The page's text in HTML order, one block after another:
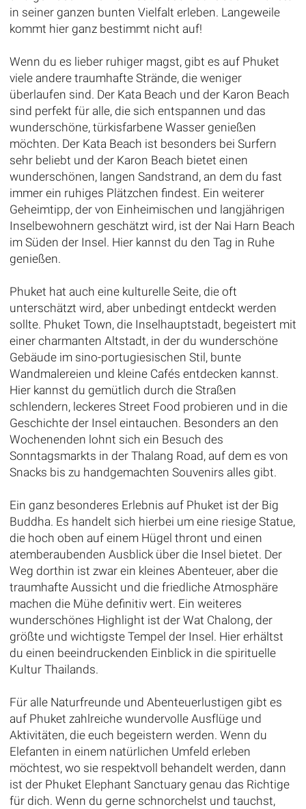
in seiner ganzen bunten Vielfalt erleben. Langeweile
kommt hier ganz bestimmt nicht auf!
Wenn du es lieber ruhiger magst, gibt es auf Phuket
viele andere traumhafte Strände, die weniger
überlaufen sind. Der Kata Beach und der Karon Beach
sind perfekt für alle, die sich entspannen und das
wunderschöne, türkisfarbene Wasser genießen
möchten. Der Kata Beach ist besonders bei Surfern
sehr beliebt und der Karon Beach bietet einen
wunderschönen, langen Sandstrand, an dem du fast
immer ein ruhiges Plätzchen findest. Ein weiterer
Geheimtipp, der von Einheimischen und langjährigen
Inselbewohnern geschätzt wird, ist der Nai Harn Beach
im Süden der Insel. Hier kannst du den Tag in Ruhe
genießen.
Phuket hat auch eine kulturelle Seite, die oft
unterschätzt wird, aber unbedingt entdeckt werden
sollte. Phuket Town, die Inselhauptstadt, begeistert mit
einer charmanten Altstadt, in der du wunderschöne
Gebäude im sino-portugiesischen Stil, bunte
Wandmalereien und kleine Cafés entdecken kannst.
Hier kannst du gemütlich durch die Straßen
schlendern, leckeres Street Food probieren und in die
Geschichte der Insel eintauchen. Besonders an den
Wochenenden lohnt sich ein Besuch des
Sonntagsmarkts in der Thalang Road, auf dem es von
Snacks bis zu handgemachten Souvenirs alles gibt.
Ein ganz besonderes Erlebnis auf Phuket ist der Big
Buddha. Es handelt sich hierbei um eine riesige Statue,
die hoch oben auf einem Hügel thront und einen
atemberaubenden Ausblick über die Insel bietet. Der
Weg dorthin ist zwar ein kleines Abenteuer, aber die
traumhafte Aussicht und die friedliche Atmosphäre
machen die Mühe definitiv wert. Ein weiteres
wunderschönes Highlight ist der Wat Chalong, der
größte und wichtigste Tempel der Insel. Hier erhältst
du einen beeindruckenden Einblick in die spirituelle
Kultur Thailands.
Für alle Naturfreunde und Abenteuerlustigen gibt es
auf Phuket zahlreiche wundervolle Ausflüge und
Aktivitäten, die euch begeistern werden. Wenn du
Elefanten in einem natürlichen Umfeld erleben
möchtest, wo sie respektvoll behandelt werden, dann
ist der Phuket Elephant Sanctuary genau das Richtige
für dich. Wenn du gerne schnorchelst und tauchst,